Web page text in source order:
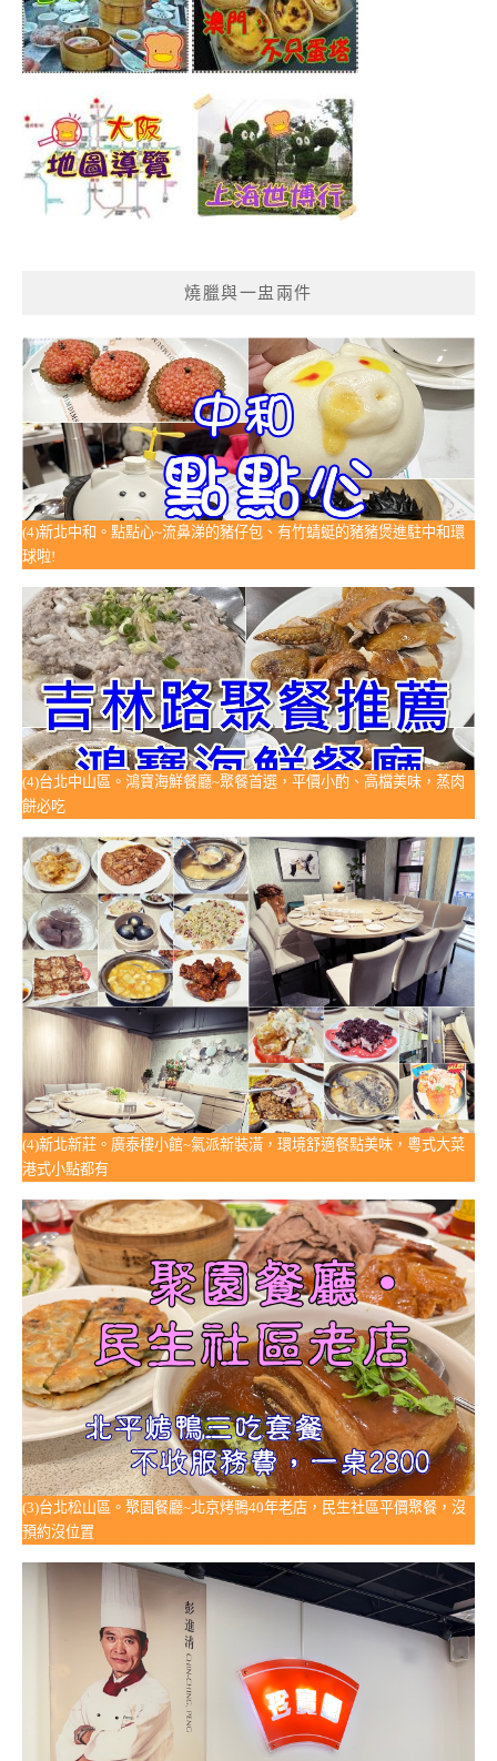
燒臘與一盅兩件
(4)新北中和。點點心~流鼻涕的豬仔包、有竹蜻蜓的豬豬煲進駐中和環
球啦!
(4)台北中山區。鴻寶海鮮餐廳~聚餐首選，平價小酌、高檔美味，蒸肉
餅必吃
(4)新北新莊。廣泰樓小館~氣派新裝潢，環境舒適餐點美味，粵式大菜
港式小點都有
(3)台北松山區。聚園餐廳~北京烤鴨40年老店，民生社區平價聚餐，沒
預約沒位置